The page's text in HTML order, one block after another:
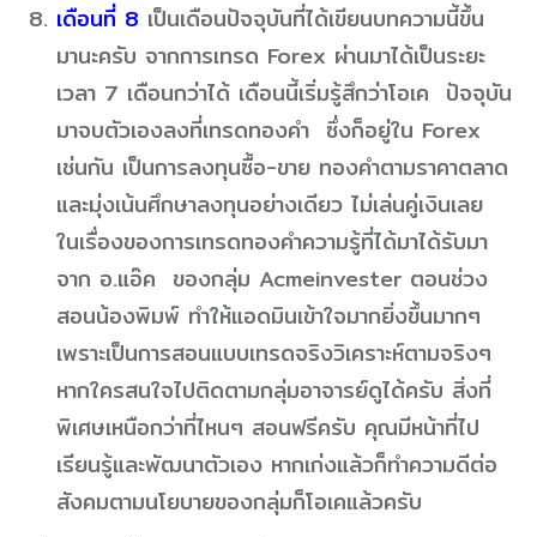
เดือนที่ 8 เป็นเดือนปัจจุบันที่ได้เขียนบทความนี้ขึ้น
มานะครับ จากการเทรด Forex ผ่านมาได้เป็นระยะ
เวลา 7 เดือนกว่าได้ เดือนนี้เริ่มรู้สึกว่าโอเค ปัจจุบัน
มาจบตัวเองลงที่เทรดทองคำ ซึ่งก็อยู่ใน Forex
เช่นกัน เป็นการลงทุนซื้อ-ขาย ทองคำตามราคาตลาด
และมุ่งเน้นศึกษาลงทุนอย่างเดียว ไม่เล่นคู่เงินเลย
ในเรื่องของการเทรดทองคำความรู้ที่ได้มาได้รับมา
จาก อ.แอ๊ค ของกลุ่ม Acmeinvester ตอนช่วง
สอนน้องพิมพ์ ทำให้แอดมินเข้าใจมากยิ่งขึ้นมากๆ
เพราะเป็นการสอนแบบเทรดจริงวิเคราะห์ตามจริงๆ
หากใครสนใจไปติดตามกลุ่มอาจารย์ดูได้ครับ สิ่งที่
พิเศษเหนือกว่าที่ไหนๆ สอนฟรีครับ คุณมีหน้าที่ไป
เรียนรู้และพัฒนาตัวเอง หากเก่งแล้วก็ทำความดีต่อ
สังคมตามนโยบายของกลุ่มก็โอเคแล้วครับ